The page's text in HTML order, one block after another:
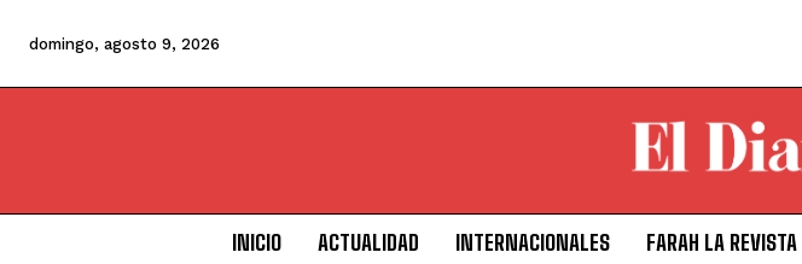
domingo, agosto 9, 2026
INICIO ACTUALIDAD INTERNACIONALES FARAH LA REVISTA